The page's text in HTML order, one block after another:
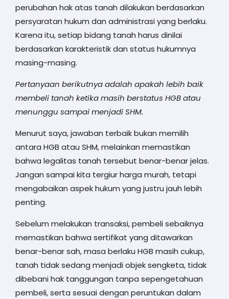
perubahan hak atas tanah dilakukan berdasarkan
persyaratan hukum dan administrasi yang berlaku.
Karena itu, setiap bidang tanah harus dinilai
berdasarkan karakteristik dan status hukumnya
masing-masing.
Pertanyaan berikutnya adalah apakah lebih baik
membeli tanah ketika masih berstatus HGB atau
menunggu sampai menjadi SHM.
Menurut saya, jawaban terbaik bukan memilih
antara HGB atau SHM, melainkan memastikan
bahwa legalitas tanah tersebut benar-benar jelas.
Jangan sampai kita tergiur harga murah, tetapi
mengabaikan aspek hukum yang justru jauh lebih
penting.
Sebelum melakukan transaksi, pembeli sebaiknya
memastikan bahwa sertifikat yang ditawarkan
benar-benar sah, masa berlaku HGB masih cukup,
tanah tidak sedang menjadi objek sengketa, tidak
dibebani hak tanggungan tanpa sepengetahuan
pembeli, serta sesuai dengan peruntukan dalam